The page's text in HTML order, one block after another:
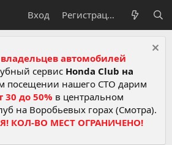
Вход Регистрация
автомобилей
сервис Honda Club на
посещении нашего СТО дарим
30 до 50% в центральном
на Воробьевых горах (Смотра).
КОЛ-ВО МЕСТ ОГРАНИЧЕНО!